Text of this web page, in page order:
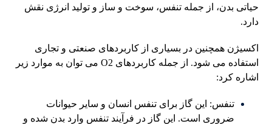
حیاتی بدن، از جمله تنفس، سوخت و ساز و تولید انرژی نقش
دارد.
اکسیژن همچنین در بسیاری از کاربردهای صنعتی و تجاری
استفاده می شود. از جمله کاربردهای O2 می توان به موارد زیر
اشاره کرد:
تنفس: این گاز برای تنفس انسان و سایر حیوانات
ضروری است. این گاز در فرآیند تنفس وارد بدن شده و